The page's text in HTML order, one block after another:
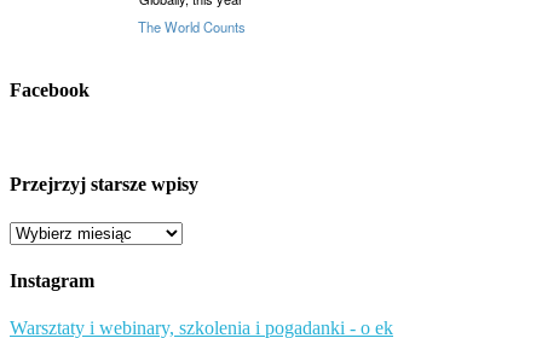
Facebook
Przejrzyj starsze wpisy
Przejrzyj
wpisy
Instagram
Warsztaty i webinary, szkolenia i pogadanki - o ek